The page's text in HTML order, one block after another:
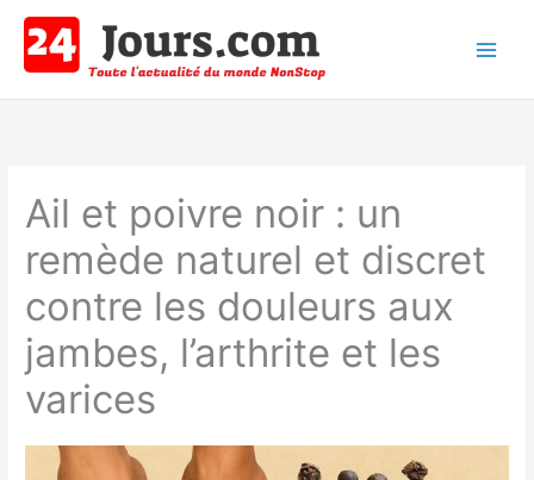
contenu
Ail et poivre noir : un
remède naturel et discret
contre les douleurs aux
jambes, l’arthrite et les
varices